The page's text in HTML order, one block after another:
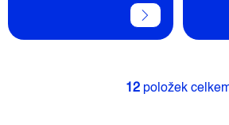
O
12položek